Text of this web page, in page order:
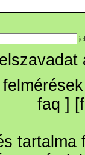
felmérések
faq ] [